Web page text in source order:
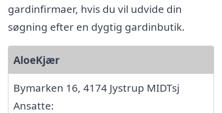
gardinfirmaer, hvis du vil udvide din
søgning efter en dygtig gardinbutik.
AloeKjær
Bymarken 16, 4174 Jystrup MIDTsj
Ansatte: